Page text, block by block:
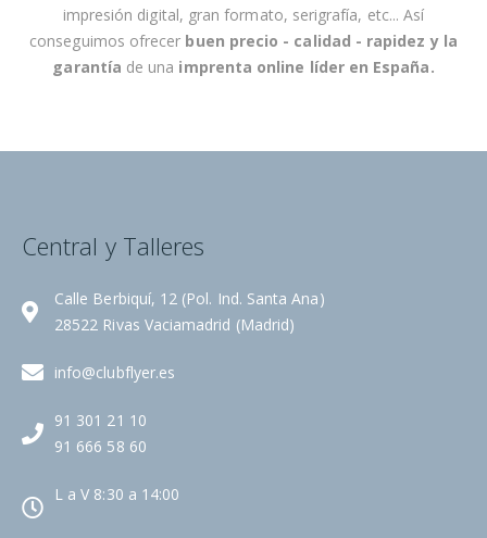
impresión digital, gran formato, serigrafía, etc... Así
conseguimos ofrecer buen precio - calidad - rapidezy la
garantía de una imprenta online líder en España.
Central y Talleres
Calle Berbiquí, 12 (Pol. Ind. Santa Ana)
28522 Rivas Vaciamadrid (Madrid)
info@clubflyer.es
91 301 21 10
91 666 58 60
L a V 8:30 a 14:00